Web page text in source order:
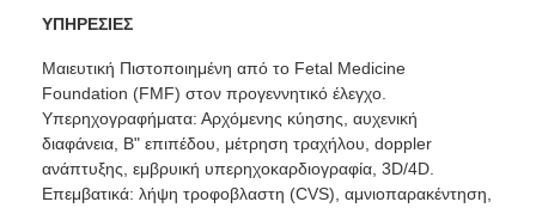
ΥΠΗΡΕΣΙΕΣ
Μαιευτική Πιστοποιημένη από το Fetal Medicine
Foundation (FMF) στον προγεννητικό έλεγχο.
Υπερηχογραφήματα: Αρχόμενης κύησης, αυχενική
διαφάνεια, Β" επιπέδου, μέτρηση τραχήλου, doppler
ανάπτυξης, εμβρυική υπερηχοκαρδιογραφία, 3D/4D.
Επεμβατικά: λήψη τροφοβλαστη (CVS), αμνιοπαρακέντηση,